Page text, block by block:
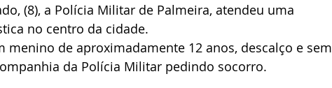
(8), a Polícia Militar de Palmeira, atendeu uma
no centro da cidade.
menino de aproximadamente 12 anos, descalço e sem
da Polícia Militar pedindo socorro.